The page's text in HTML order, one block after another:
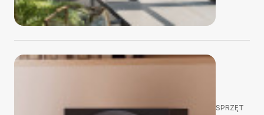
SPRZĘT